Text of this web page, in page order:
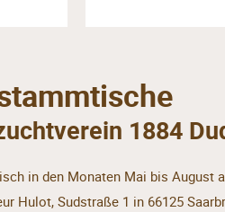
1884
in den Monaten Mai bis August
Hulot, Sudstraße 1 in 66125